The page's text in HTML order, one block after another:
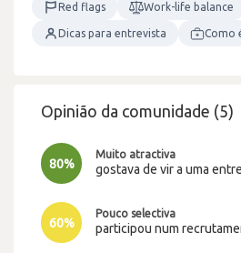
Red flags Work-life balance
Dicas para entrevista Como
Opinião da comunidade (5)
80%
Muito atractiva
gostava de vir a uma
60%
Pouco selectiva
participou num